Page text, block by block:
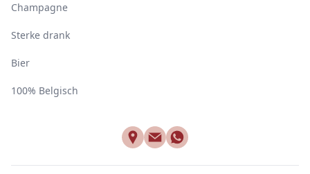
Champagne
Sterke drank
Bier
100% Belgisch